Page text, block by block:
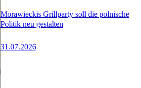
Morawieckis Grillparty soll die polnische
Politik neu gestalten
31.07.2026